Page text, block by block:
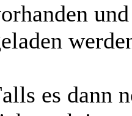
es dann